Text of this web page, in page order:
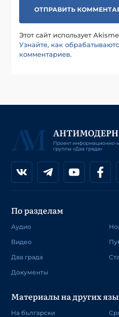
Этот сайт использует
Узнайте, как
комментариев.
По разделам
Аудио
Видео
Два града
Документы
Материалы на других
На български